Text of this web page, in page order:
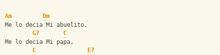
Am
Dm
Me lo decia Mi abuelito,
G7
C
Me lo decia Mi papa,
C
E7